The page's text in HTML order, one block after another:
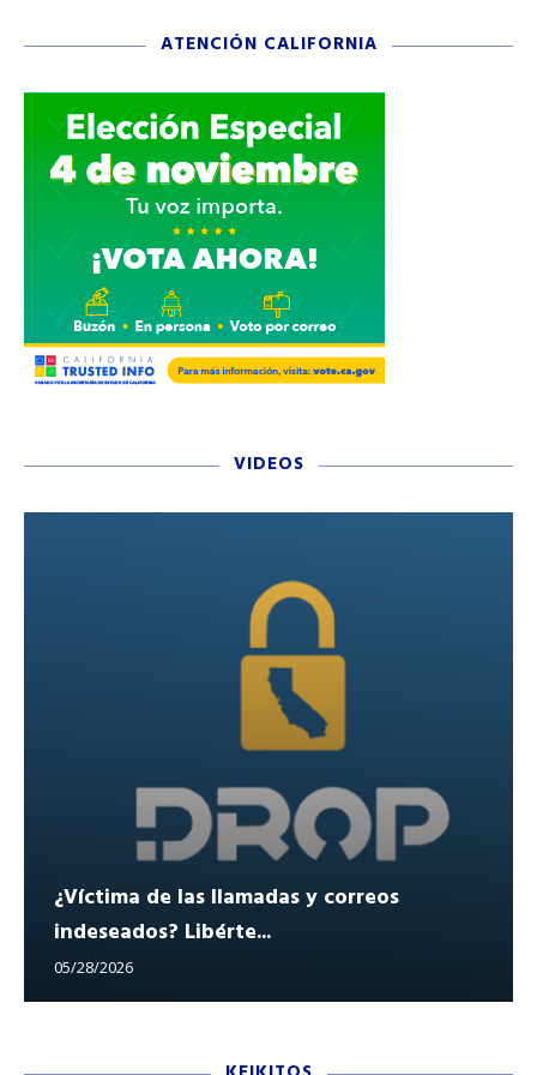
ATENCIÓN CALIFORNIA
VIDEOS
¿Víctima de las llamadas y correos
indeseados? Libérte...
05/28/2026